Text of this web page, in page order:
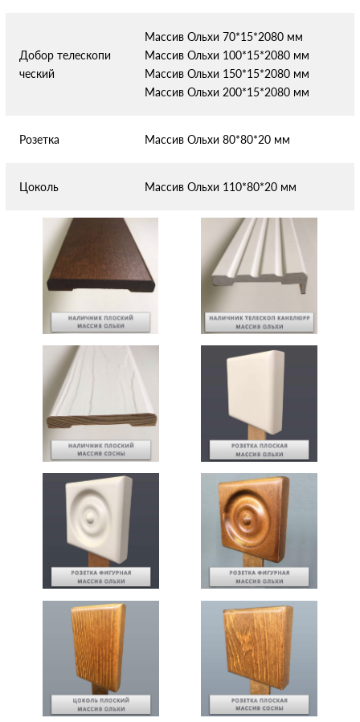
Добор телескопи
ческий
Массив Ольхи 70*15*2080 мм
Массив Ольхи 100*15*2080 мм
Массив Ольхи 150*15*2080 мм
Массив Ольхи 200*15*2080 мм
Розетка Массив Ольхи 80*80*20 мм
Цоколь Массив Ольхи 110*80*20 мм